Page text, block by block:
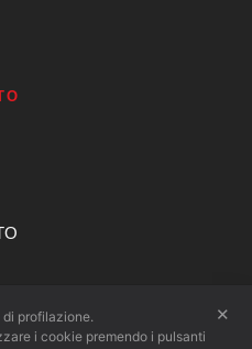
✕
profilazione.
i cookie premendo i pulsanti